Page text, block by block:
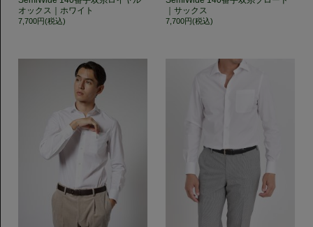
オックス｜ホワイト
7,700円(税込)
｜サックス
7,700円(税込)